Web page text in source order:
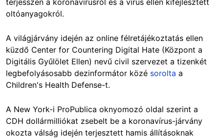
oltóanyagokról.
A világjárvány idején az online félretájékoztatás ellen
küzdő Center for Countering Digital Hate (Központ a
Digitális Gyűlölet Ellen) nevű civil szervezet a tizenkét
legbefolyásosabb dezinformátor közé sorolta a
Children's Health Defense-t.
A New York-i ProPublica oknyomozó oldal szerint a
CDH dollármilliókat zsebelt be a koronavírus-járvány
okozta válság idején terjesztett hamis állításoknak